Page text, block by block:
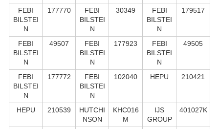
FEBI
BILSTEI
N
177770
FEBI
BILSTEI
N
30349
FEBI
BILSTEI
N
179517
FEBI
BILSTEI
N
49507
FEBI
BILSTEI
N
177923
FEBI
BILSTEI
N
49505
FEBI
BILSTEI
N
177772
FEBI
BILSTEI
N
102040 HEPU 210421
HEPU 210539
HUTCHI
NSON
KHC016
M
IJS
GROUP
401027K